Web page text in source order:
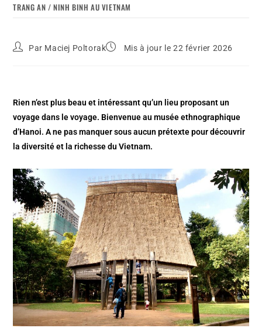
TRANG AN / NINH BINH AU VIETNAM
Par Maciej Poltorak Mis à jour le 22 février 2026
Rien n’est plus beau et intéressant qu’un lieu proposant un
voyage dans le voyage. Bienvenue au musée ethnographique
d’Hanoi. A ne pas manquer sous aucun prétexte pour découvrir
la diversité et la richesse du Vietnam.